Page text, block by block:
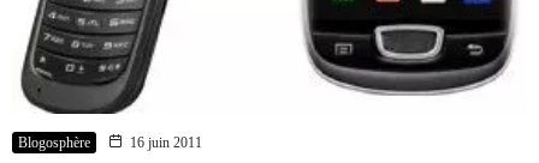
Blogosphère 16 juin 2011